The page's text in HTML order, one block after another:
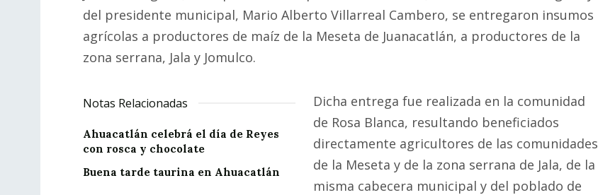
del presidente municipal, Mario Alberto Villarreal Cambero, se entregaron insumos
agrícolas a productores de maíz de la Meseta de Juanacatlán, a productores de la
zona serrana, Jala y Jomulco.
Notas Relacionadas
Ahuacatlán celebrá el día de Reyes
con rosca y chocolate
Buena tarde taurina en Ahuacatlán
Dicha entrega fue realizada en la comunidad
de Rosa Blanca, resultando beneficiados
directamente agricultores de las comunidades
de la Meseta y de la zona serrana de Jala, de la
misma cabecera municipal y del poblado de